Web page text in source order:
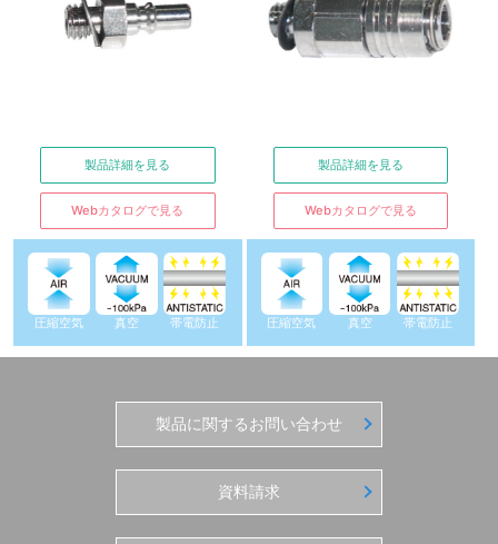
製品詳細を見る
Webカタログで見る
圧縮空気 真空 帯電防止
製品詳細を見る
Webカタログで見る
圧縮空気 真空 帯電防止
製品に関するお問い合わせ
資料請求